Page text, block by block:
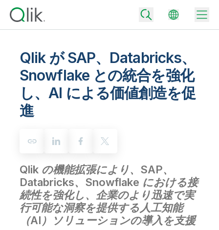
Back
コミュニティ
カスタマーサポート
カスタマーポータル
初期トレーニング
Back
企業情報
採用情報
ニュースルーム
Back
Qlik
Back
Qlik が選ばれる理由
Qlik のデータ統合とデータ分析の価値を最大化
Back
すべての製品
Back
データ統合とデータ品質の価格
トな意思決定を促進します。
データ分析の価格
適切なデータ分析プランで、より優れたインサイトを獲得し、ビジネス成果
の達成をサポートします。
Back
リソースライブラリ
コミュニティ
Qlik が SAP、Databricks、
Snowflake との統合を強化
し、AI による価値創造を促
進
Qlik の機能拡張により、SAP、
Databricks、Snowflake における接
続性を強化し、企業のより迅速で実
行可能な洞察を提供する人工知能
（AI）ソリューションの導入を支援